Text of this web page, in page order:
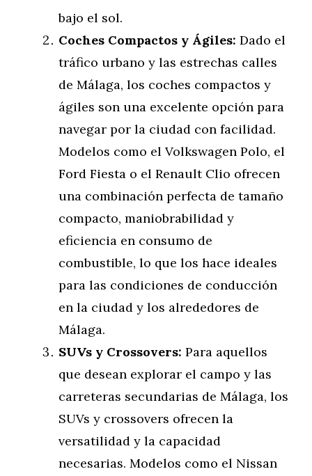
bajo el sol.
Coches Compactos y Ágiles: Dado el
tráfico urbano y las estrechas calles
de Málaga, los coches compactos y
ágiles son una excelente opción para
navegar por la ciudad con facilidad.
Modelos como el Volkswagen Polo, el
Ford Fiesta o el Renault Clio ofrecen
una combinación perfecta de tamaño
compacto, maniobrabilidad y
eficiencia en consumo de
combustible, lo que los hace ideales
para las condiciones de conducción
en la ciudad y los alrededores de
Málaga.
SUVs y Crossovers: Para aquellos
que desean explorar el campo y las
carreteras secundarias de Málaga, los
SUVs y crossovers ofrecen la
versatilidad y la capacidad
necesarias. Modelos como el Nissan